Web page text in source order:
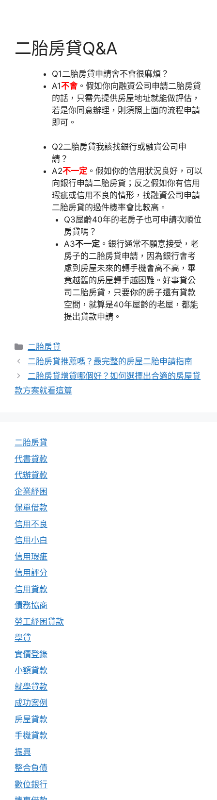
二胎房貸Q&A
Q1二胎房貸申請會不會很麻煩？
A1不會。假如你向融資公司申請二胎房貸
的話，只需先提供房屋地址就能做評估，
若是你同意辦理，則須照上面的流程申請
即可。
Q2二胎房貸我該找銀行或融資公司申
請？
A2不一定。假如你的信用狀況良好，可以
向銀行申請二胎房貸；反之假如你有信用
瑕疵或信用不良的情形，找融資公司申請
二胎房貸的過件機率會比較高。
Q3屋齡40年的老房子也可申請次順位
房貸嗎？
A3不一定 。銀行通常不願意接受，老
房子的二胎房貸申請，因為銀行會考
慮到房屋未來的轉手機會高不高，畢
竟越舊的房屋轉手越困難。好事貸公
司二胎房貸，只要你的房子還有貸款
空間，就算是40年屋齡的老屋，都能
提出貸款申請。
分
類
二胎房貸
二胎房貸推薦嗎？最完整的房屋二胎申請指南
二胎房貸增貸哪個好？如何選擇出合適的房屋貸
款方案就看這篇
二胎房貸
代書貸款
代辦貸款
企業紓困
保單借款
信用不良
信用小白
信用瑕疵
信用評分
信用貸款
債務協商
勞工紓困貸款
學貸
實價登錄
小額貸款
就學貸款
成功案例
房屋貸款
手機貸款
振興
整合負債
數位銀行